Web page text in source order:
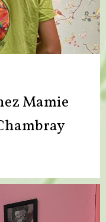
Mamie